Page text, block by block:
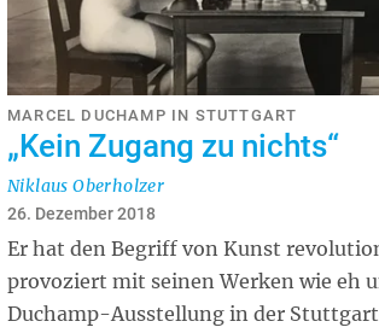
MARCEL DUCHAMP IN STUTTGART
„Kein Zugang zu nichts“
Niklaus Oberholzer
26. Dezember 2018
Er hat den Begriff von Kunst
provoziert mit seinen Werken wie eh
Duchamp-Ausstellung in der